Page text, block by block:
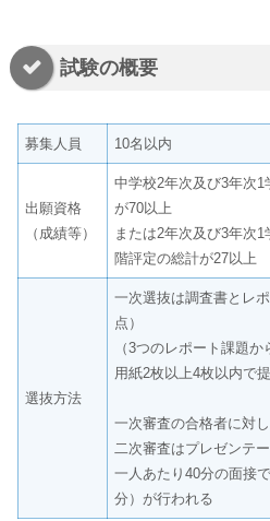
試験の概要
募集人員 10名以内
出願資格
（成績等）
中学校2年次及び3年次
が70以上
または2年次及び3年次
階評定の総計が27以上
選抜方法
一次選抜は調査書とレ
点）
（3つのレポート課題
用紙2枚以上4枚以内で提
一次審査の合格者に対
二次審査はプレゼンテ
一人あたり40分の面接
分）が行われる